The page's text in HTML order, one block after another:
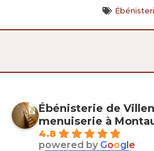
Ébénisterie de
menuiserie à
4.8
powered by Google